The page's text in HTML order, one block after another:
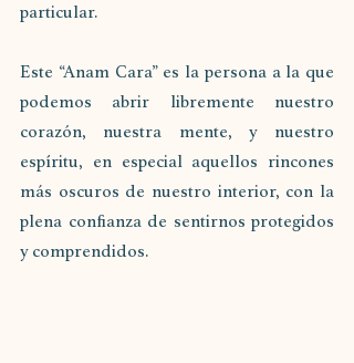
particular.
Este “Anam Cara” es la persona a la que
podemos abrir libremente nuestro
corazón, nuestra mente, y nuestro
espíritu, en especial aquellos rincones
más oscuros de nuestro interior, con la
plena confianza de sentirnos protegidos
y comprendidos.